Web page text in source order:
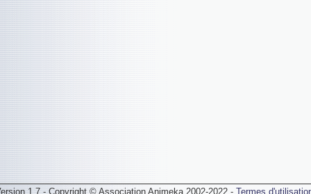
1.7 - Copyright © Association Animeka 2002-2022 - Termes